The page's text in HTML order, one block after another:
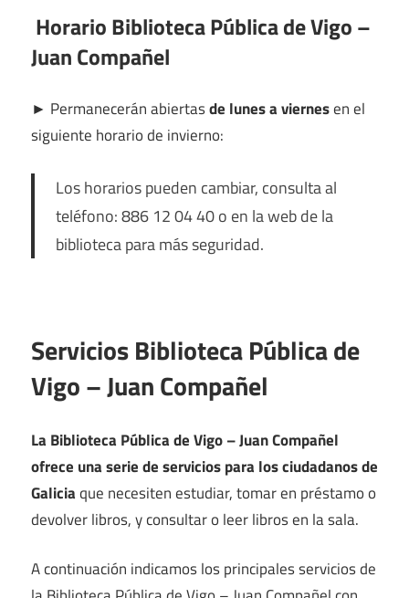
Horario Biblioteca Pública de Vigo –
Juan Compañel
► Permanecerán abiertasde lunes a viernesen el
siguiente horario de invierno:
Los horarios pueden cambiar, consulta al
teléfono: 886 12 04 40 o en la web de la
biblioteca para más seguridad.
Servicios Biblioteca Pública de
Vigo – Juan Compañel
La Biblioteca Pública de Vigo – Juan Compañel
ofrece una serie de servicios para los ciudadanos de
Galiciaque necesiten estudiar, tomar en préstamo o
devolver libros, y consultar o leer libros en la sala.
A continuación indicamos los principales servicios de